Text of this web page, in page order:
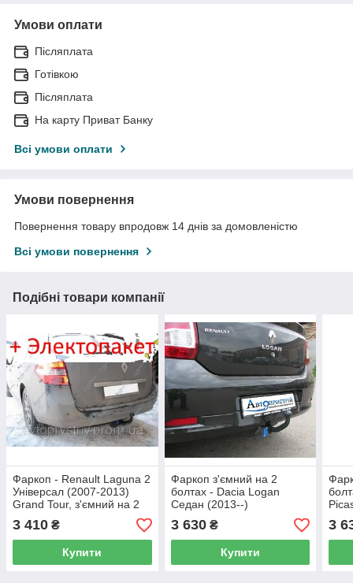
Умови оплати
Післяплата
Готівкою
Післяплата
На карту Приват Банку
Всі умови оплати
Умови повернення
Повернення товару впродовж 14 днів за домовленістю
Всі умови повернення
Подібні товари компанії
Фаркоп - Renault Laguna 2
Універсал (2007-2013)
Grand Tour, з'ємний на 2
болтах
3 410 ₴
Купити
Фаркоп з'ємний на 2
болтах - Dacia Logan
Седан (2013--)
3 630₴
Купити
3